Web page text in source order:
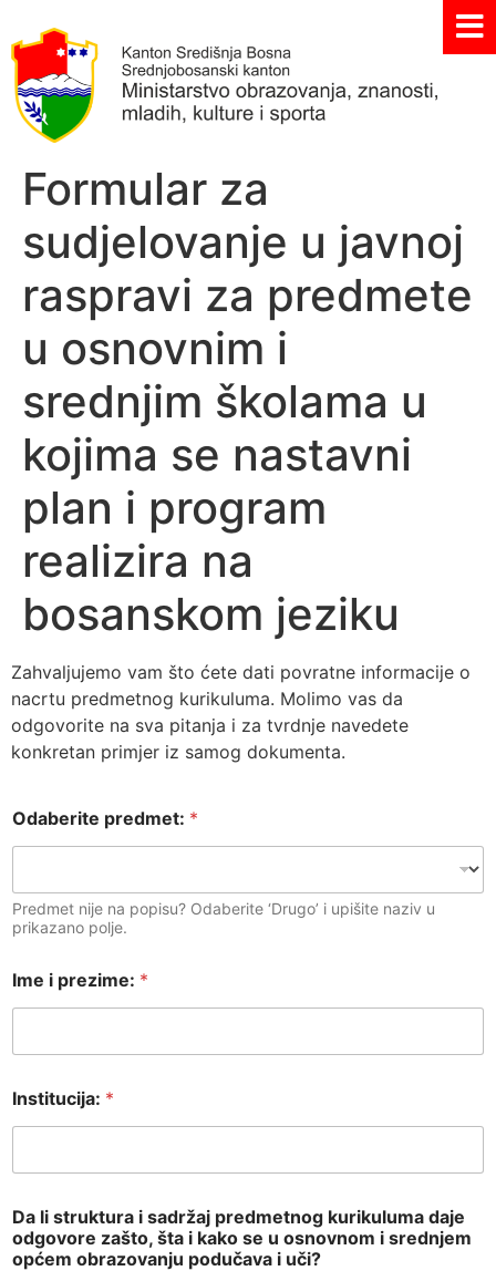
Formular za
sudjelovanje u javnoj
raspravi za predmete
u osnovnim i
srednjim školama u
kojima se nastavni
plan i program
realizira na
bosanskom jeziku
Zahvaljujemo vam što ćete dati povratne informacije o
nacrtu predmetnog kurikuluma. Molimo vas da
odgovorite na sva pitanja i za tvrdnje navedete
konkretan primjer iz samog dokumenta.
Odaberite predmet: *
Predmet nije na popisu? Odaberite ‘Drugo’ i upišite naziv u
prikazano polje.
Ime i prezime: *
Institucija: *
Da li struktura i sadržaj predmetnog kurikuluma daje
odgovore zašto, šta i kako se u osnovnom i srednjem
općem obrazovanju podučava i uči?